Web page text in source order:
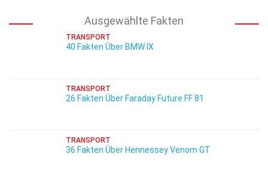
Ausgewählte Fakten
TRANSPORT
40 Fakten Über BMW IX
TRANSPORT
26 Fakten Über Faraday Future FF 81
TRANSPORT
36 Fakten Über Hennessey Venom GT